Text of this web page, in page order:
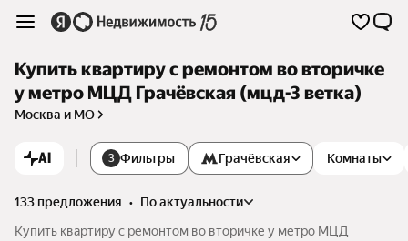
Купить квартиру с ремонтом во вторичке
у метро МЦД Грачёвская (мцд-3 ветка)
Москва и МО
AI 3 Фильтры Комнаты
Грачёвская
133 предложения •
по актуальности
Купить квартиру с ремонтом во вторичке у метро МЦД